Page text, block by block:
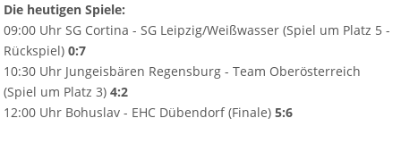
Die heutigen Spiele:
09:00 Uhr SG Cortina - SG Leipzig/Weißwasser (Spiel um Platz 5 -
Rückspiel)0:7
10:30 Uhr Jungeisbären Regensburg - Team Oberösterreich
(Spiel um Platz 3)4:2
12:00 Uhr Bohuslav - EHC Dübendorf (Finale)5:6